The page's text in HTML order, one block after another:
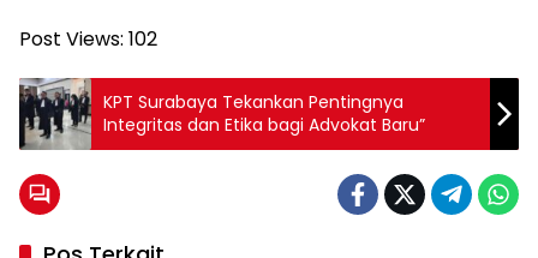
Post Views: 102
KPT Surabaya Tekankan Pentingnya
Integritas dan Etika bagi Advokat Baru”